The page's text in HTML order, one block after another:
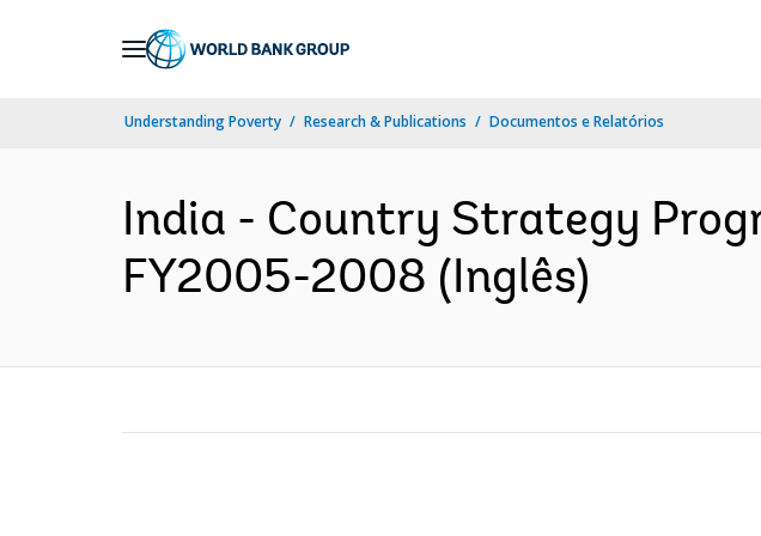
Understanding Poverty Research & Publications Documentos e Relatórios
India - Country Strategy
FY2005-2008 (Inglês)